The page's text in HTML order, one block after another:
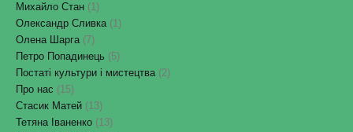
Михайло Стан (1)
Олександр Сливка(1)
Олена Шарга(7)
Петро Попадинець (5)
Постаті культури і мистецтва(2)
Про нас (15)
Стасик Матей (13)
Тетяна Іваненко (13)